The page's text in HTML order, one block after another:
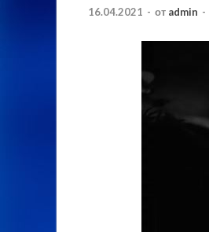
16.04.2021 - от admin -